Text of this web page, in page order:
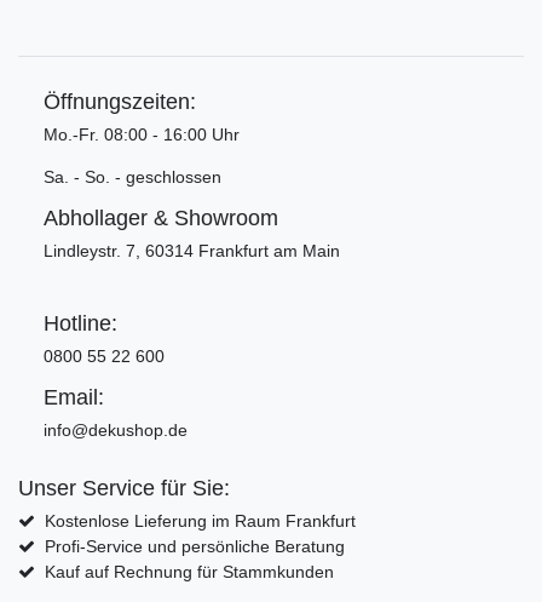
Öffnungszeiten:
Mo.-Fr. 08:00 - 16:00 Uhr
Sa. - So. - geschlossen
Abhollager & Showroom
Lindleystr. 7, 60314 Frankfurt am Main
Hotline:
0800 55 22 600
Email:
info@dekushop.de
Unser Service für Sie:
Kostenlose Lieferung im Raum Frankfurt
Profi-Service und persönliche Beratung
Kauf auf Rechnung für Stammkunden